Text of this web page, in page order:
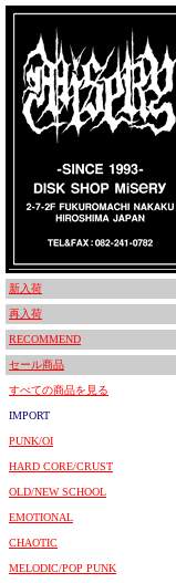
新入荷
再入荷
RECOMMEND
セール商品
すべての商品を見る
IMPORT
PUNK/OI
HARD CORE/CRUST
OLD/NEW SCHOOL
EMOTIONAL
CHAOTIC
MELODIC/POP PUNK